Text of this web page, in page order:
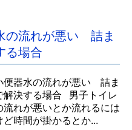
の流れが悪い 詰ま
る場合
便器水の流れが悪い 詰ま
決する場合 男子トイレ
流れが悪いとか流れるには
ど時間が掛かるとか...